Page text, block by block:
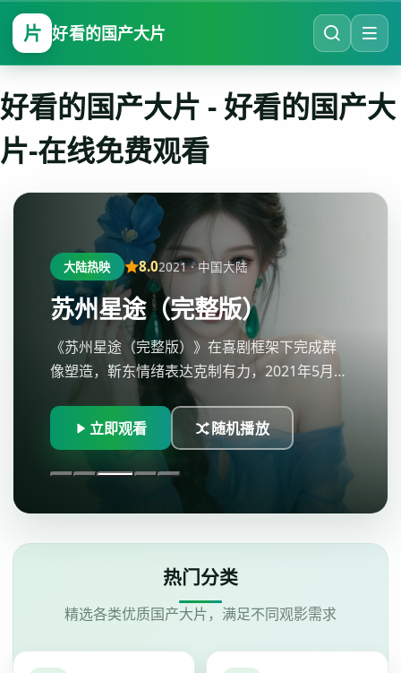
片 好看的国产大片
好看的国产大片 - 好看的国产大
片-在线免费观看
大陆热映 8.02021·中国大陆
苏州星途（完整版）
《苏州星途（完整版）》在喜剧框架下完成群
像塑造，靳东情绪表达克制有力，2021年5月10
日讨论度走高，好看的国产大片-在线免费观看
臻彩画质无…
立即观看 随机播放
热门分类
精选各类优质国产大片，满足不同观影需求